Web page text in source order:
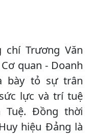
Trương Văn
quan - Doanh
bày tỏ sự trân
lực và trí tuệ
Tuệ. Đồng thời
hiệu Đảng là